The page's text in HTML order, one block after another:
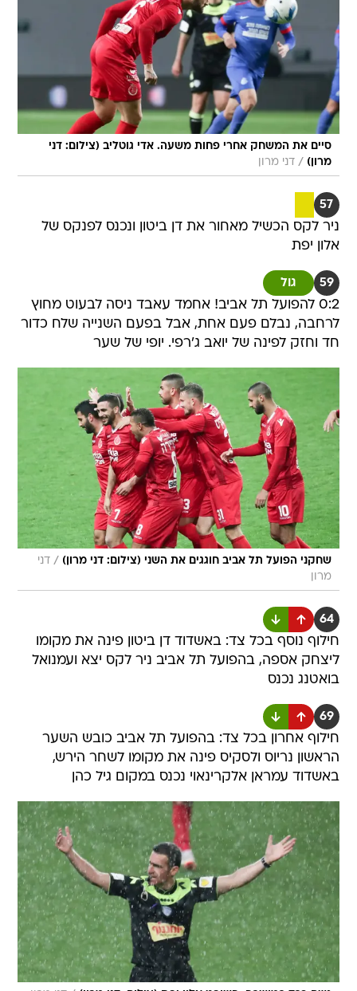
סיים את המשחק אחרי פחות משעה. אדי גוטליב (צילום: דני
מרון) / דני מרון
57
ניר לקס הכשיל מאחור את דן ביטון ונכנס לפנקס של
אלון יפת
59 גול
0:2 להפועל תל אביב! אחמד עאבד ניסה לבעוט מחוץ
לרחבה, נבלם פעם אחת, אבל בפעם השנייה שלח כדור
חד וחזק לפינה של יואב ג'רפי. יופי של שער
שחקני הפועל תל אביב חוגגים את השני (צילום: דני מרון) / דני
מרון
64
חילוף נוסף בכל צד: באשדוד דן ביטון פינה את מקומו
ליצחק אספה, בהפועל תל אביב ניר לקס יצא ועמנואל
בואטנג נכנס
69
חילוף אחרון בכל צד: בהפועל תל אביב כובש השער
הראשון נריוס ולסקיס פינה את מקומו לשחר הירש,
באשדוד עמראן אלקרינאוי נכנס במקום גיל כהן